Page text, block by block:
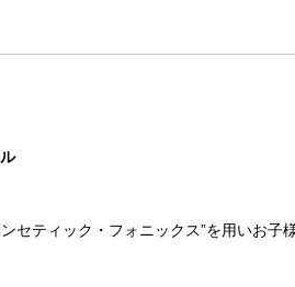
セティック・フォニックス”を用いお子